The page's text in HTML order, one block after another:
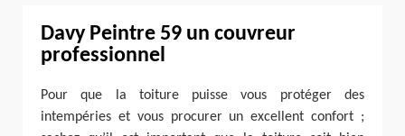
Davy Peintre 59 un couvreur
professionnel
Pour que la toiture puisse vous protéger des
intempéries et vous procurer un excellent confort ;